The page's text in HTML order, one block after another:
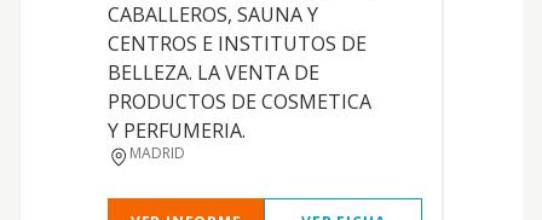
CABALLEROS, SAUNA Y
CENTROS E INSTITUTOS DE
BELLEZA. LA VENTA DE
PRODUCTOS DE COSMETICA
Y PERFUMERIA.
MADRID